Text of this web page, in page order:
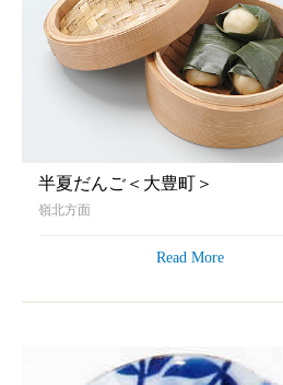
半夏だんご＜大豊町＞
嶺北方面
Read More